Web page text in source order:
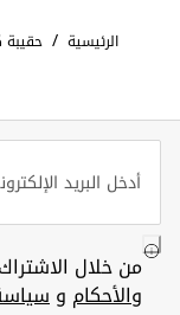
الرئيسية / حقيبة
من خلال
والأحكام و